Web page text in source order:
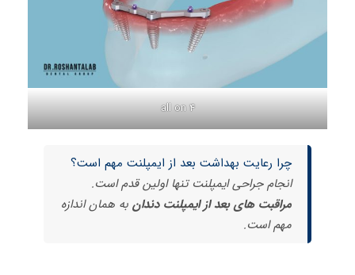
all on 4
چرا رعایت بهداشت بعد از ایمپلنت مهم است؟
انجام جراحی ایمپلنت تنها اولین قدم است.
مراقبت های بعد از ایمپلنت دندان به همان اندازه
مهم است.